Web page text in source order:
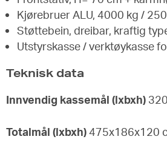
Kjørebruer ALU, 4000 kg /
Støttebein, dreibar, kraftig
Utstyrskasse / verktøykasse
Teknisk data
Innvendig kassemål (lxbxh)
Totalmål (lxbxh)475x186x120